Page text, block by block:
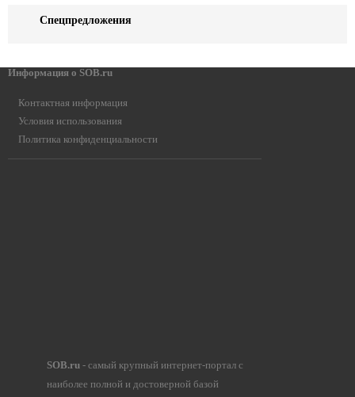
Спецпредложения
Информация о SOB.ru
Контактная информация
Условия использования
Политика конфиденциальности
SOB.ru- самый крупный интернет-портал с
наиболее полной и достоверной базой